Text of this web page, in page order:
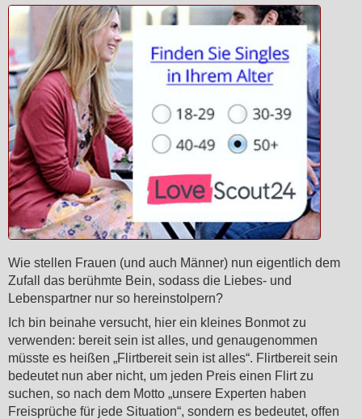
Wie stellen Frauen (und auch Männer) nun eigentlich dem
Zufall das berühmte Bein, sodass die Liebes- und
Lebenspartner nur so hereinstolpern?
Ich bin beinahe versucht, hier ein kleines Bonmot zu
verwenden: bereit sein ist alles, und genaugenommen
müsste es heißen „Flirtbereit sein ist alles“. Flirtbereit sein
bedeutet nun aber nicht, um jeden Preis einen Flirt zu
suchen, so nach dem Motto „unsere Experten haben
Freisprüche für jede Situation“, sondern es bedeutet, offen